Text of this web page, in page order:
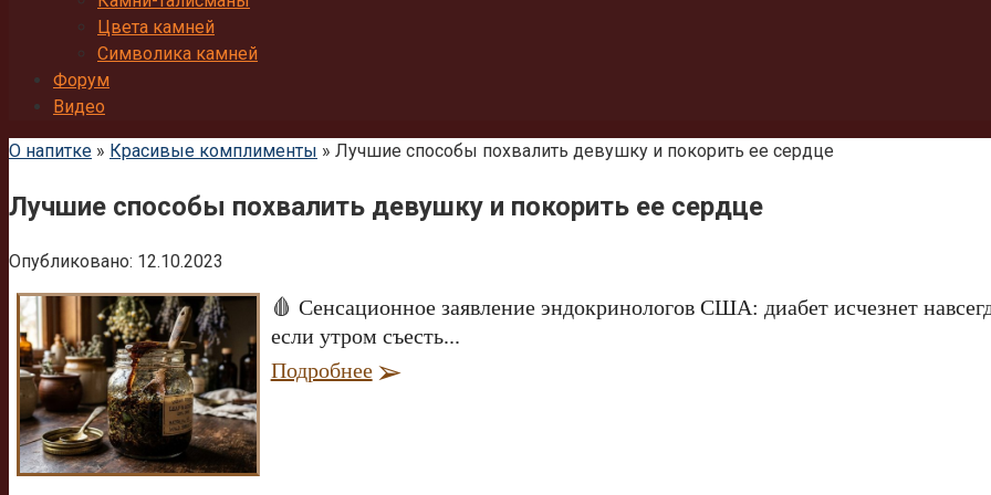
Цвета камней
Символика камней
Форум
Видео
О напитке » Красивые комплименты » Лучшие способы похвалить девушку и покорить ее сердце
Лучшие способы похвалить девушку и покорить ее сердце
Опубликовано: 12.10.2023
🩸 Сенсационное заявление эндокринологов США: диабет исчезнет
если утром съесть...
Подробнее